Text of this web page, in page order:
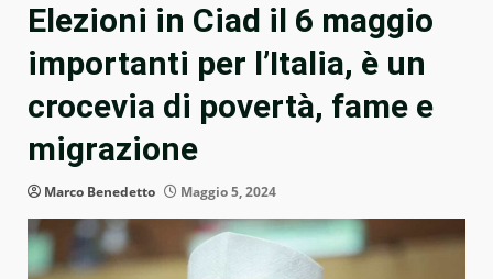
Elezioni in Ciad il 6 maggio
importanti per l’Italia, è un
crocevia di povertà, fame e
migrazione
Marco Benedetto Maggio 5, 2024